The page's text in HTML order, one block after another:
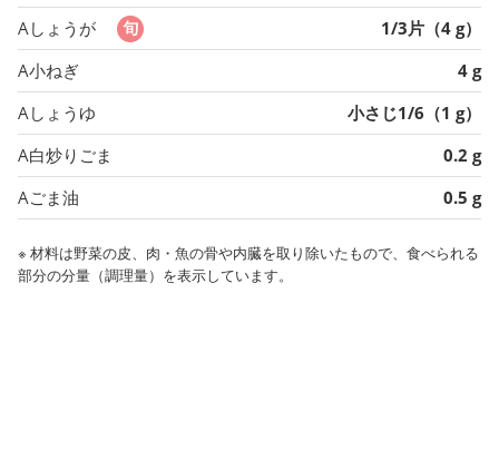
Aしょうが
1/3片（4 g）
A小ねぎ
4 g
Aしょうゆ
小さじ1/6（1 g）
A白炒りごま
0.2 g
Aごま油
0.5 g
※ 材料は野菜の皮、肉・魚の骨や内臓を取り除いたもので、食べられる
部分の分量（調理量）を表示しています。